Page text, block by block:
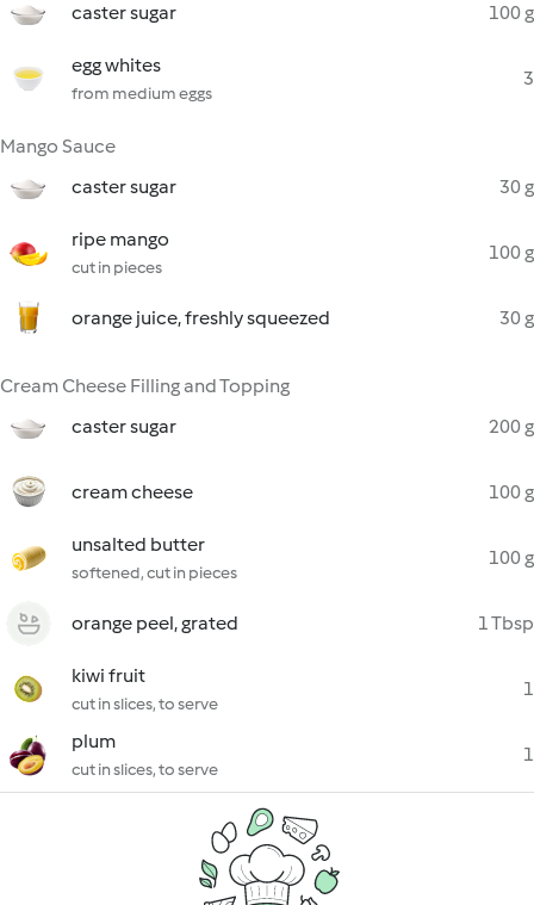
caster sugar
100 g
egg whites
from medium eggs
3
Mango Sauce
caster sugar
30 g
ripe mango
cut in pieces
100 g
orange juice, freshly squeezed 30 g
Cream Cheese Filling and Topping
caster sugar
200 g
cream cheese 100 g
unsalted butter
softened, cut in pieces
100 g
orange peel, grated 1 Tbsp
kiwi fruit
cut in slices, to serve
1
plum
cut in slices, to serve
1